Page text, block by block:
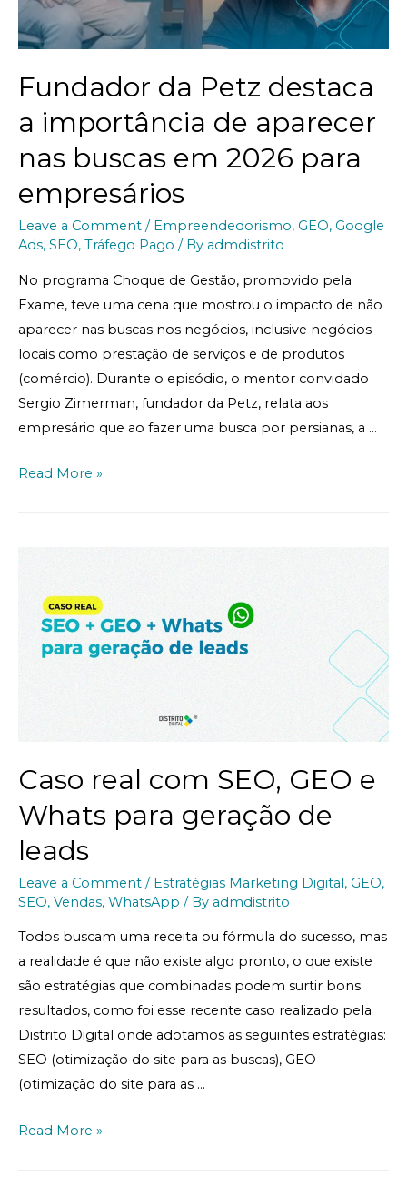
Fundador da Petz destaca
a importância de aparecer
nas buscas em 2026 para
empresários
Leave a Comment / Empreendedorismo, GEO, Google
Ads, SEO, Tráfego Pago / By admdistrito
No programa Choque de Gestão, promovido pela
Exame, teve uma cena que mostrou o impacto de não
aparecer nas buscas nos negócios, inclusive negócios
locais como prestação de serviços e de produtos
(comércio). Durante o episódio, o mentor convidado
Sergio Zimerman, fundador da Petz, relata aos
empresário que ao fazer uma busca por persianas, a …
Read More »
Caso real com SEO, GEO e
Whats para geração de
leads
Leave a Comment / Estratégias Marketing Digital, GEO,
SEO, Vendas, WhatsApp / By admdistrito
Todos buscam uma receita ou fórmula do sucesso, mas
a realidade é que não existe algo pronto, o que existe
são estratégias que combinadas podem surtir bons
resultados, como foi esse recente caso realizado pela
Distrito Digital onde adotamos as seguintes estratégias:
SEO (otimização do site para as buscas), GEO
(otimização do site para as …
Read More »